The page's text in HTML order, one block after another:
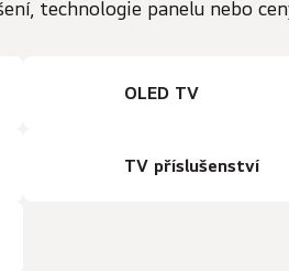
technologie panelu nebo
OLED TV
TV příslušenství